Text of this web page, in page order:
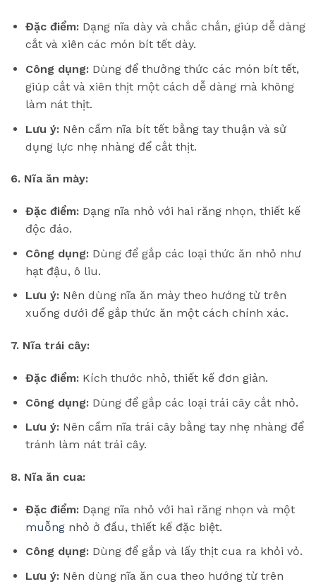
Đặc điểm:Dạng nĩa dày và chắc chắn, giúp dễ dàng
cắt và xiên các món bít tết dày.
Công dụng:Dùng để thưởng thức các món bít tết,
giúp cắt và xiên thịt một cách dễ dàng mà không
làm nát thịt.
Lưu ý:Nên cầm nĩa bít tết bằng tay thuận và sử
dụng lực nhẹ nhàng để cắt thịt.
6. Nĩa ăn mày:
Đặc điểm:Dạng nĩa nhỏ với hai răng nhọn, thiết kế
độc đáo.
Công dụng:Dùng để gắp các loại thức ăn nhỏ như
hạt đậu, ô liu.
Lưu ý:Nên dùng nĩa ăn mày theo hướng từ trên
xuống dưới để gắp thức ăn một cách chính xác.
7. Nĩa trái cây:
Đặc điểm:Kích thước nhỏ, thiết kế đơn giản.
Công dụng:Dùng để gắp các loại trái cây cắt nhỏ.
Lưu ý:Nên cầm nĩa trái cây bằng tay nhẹ nhàng để
tránh làm nát trái cây.
8. Nĩa ăn cua:
Đặc điểm:Dạng nĩa nhỏ với hai răng nhọn và một
muỗngnhỏ ở đầu, thiết kế đặc biệt.
Công dụng:Dùng để gắp và lấy thịt cua ra khỏi vỏ.
Lưu ý:Nên dùng nĩa ăn cua theo hướng từ trên